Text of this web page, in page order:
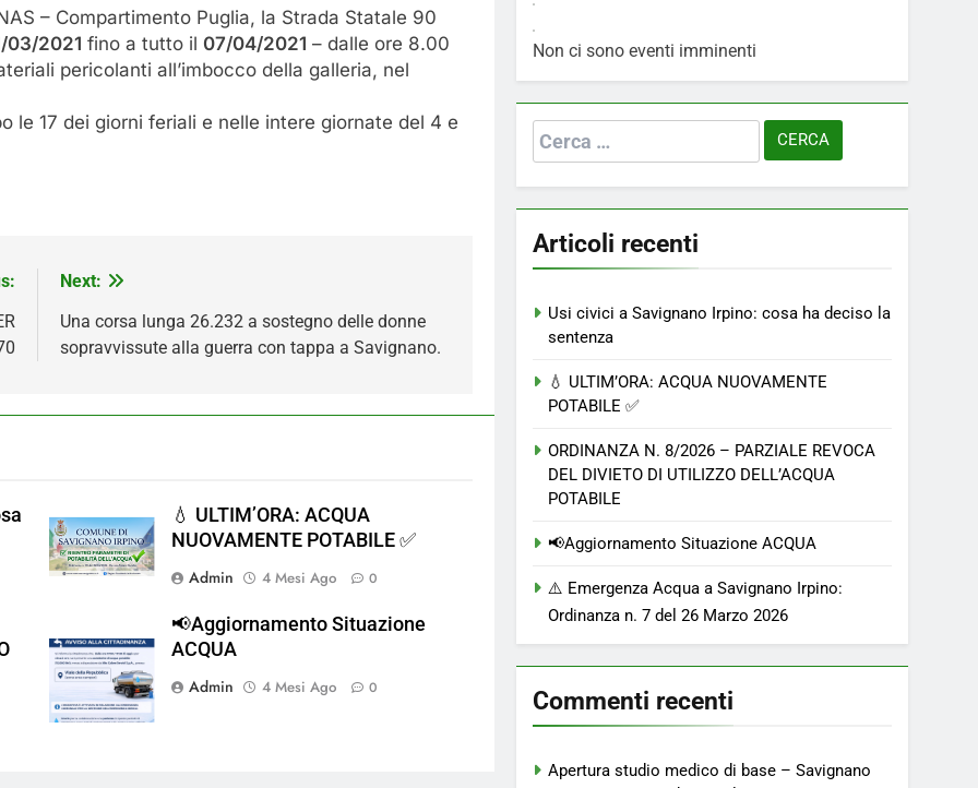
– Compartimento Puglia, la Strada Statale 90
03/2021 fino a tutto il 07/04/2021 – dalle ore 8.00
pericolanti all’imbocco della galleria, nel
le 17 dei giorni feriali e nelle intere giornate del 4 e
Next:
Una corsa lunga 26.232 a sostegno delle donne
sopravvissute alla guerra con tappa a Savignano.
💧 ULTIM’ORA: ACQUA
NUOVAMENTE POTABILE ✅
Admin
4 Mesi Ago 0
📢Aggiornamento Situazione
ACQUA
Admin
4 Mesi Ago 0
Non ci sono eventi imminenti
Ricerca
per:
Articoli recenti
Usi civici a Savignano Irpino: cosa ha deciso la
sentenza
💧 ULTIM’ORA: ACQUA NUOVAMENTE
POTABILE ✅
ORDINANZA N. 8/2026 – PARZIALE REVOCA
DEL DIVIETO DI UTILIZZO DELL’ACQUA
POTABILE
📢Aggiornamento Situazione ACQUA
⚠️ Emergenza Acqua a Savignano Irpino:
Ordinanza n. 7 del 26 Marzo 2026
Commenti recenti
Apertura studio medico di base – Savignano